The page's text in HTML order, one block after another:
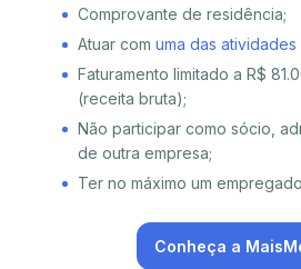
Comprovante de residência;
Atuar com uma das
Faturamento limitado a R$
(receita bruta);
Não participar como sócio,
de outra empresa;
Ter no máximo um
Conheça a